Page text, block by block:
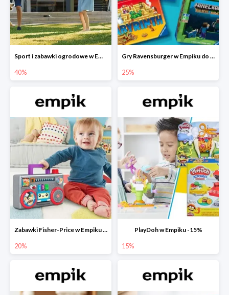
Sport i zabawki ogrodowe w Empiku do -40%
40%
Gry Ravensburger w Empiku do -25%
25%
Zabawki Fisher-Price w Empiku do -20%
20%
PlayDoh w Empiku -15%
15%